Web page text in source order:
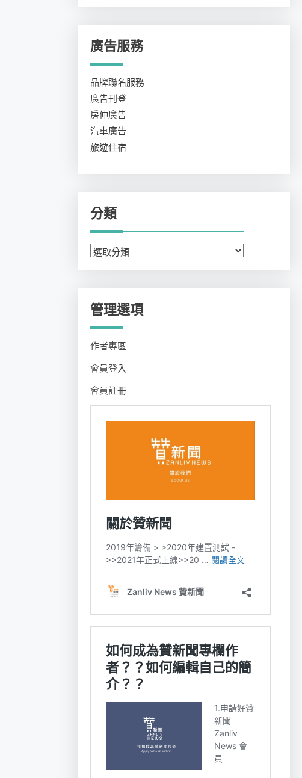
廣告服務
品牌聯名服務
廣告刊登
房仲廣告
汽車廣告
旅遊住宿
分類
分
管理選項
作者專區
會員登入
會員註冊